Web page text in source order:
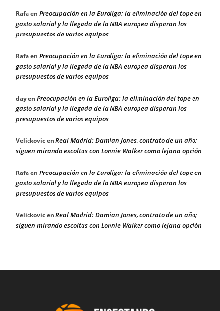
Rafaen Preocupación en la Euroliga: la eliminación del tope en
gasto salarial y la llegada de la NBA europea disparan los
presupuestos de varios equipos
Rafaen Preocupación en la Euroliga: la eliminación del tope en
gasto salarial y la llegada de la NBA europea disparan los
presupuestos de varios equipos
dayen Preocupación en la Euroliga: la eliminación del tope en
gasto salarial y la llegada de la NBA europea disparan los
presupuestos de varios equipos
Velickovicen Real Madrid: Damian Jones, contrato de un año;
siguen mirando escoltas con Lonnie Walker como lejana opción
Rafaen Preocupación en la Euroliga: la eliminación del tope en
gasto salarial y la llegada de la NBA europea disparan los
presupuestos de varios equipos
Velickovicen Real Madrid: Damian Jones, contrato de un año;
siguen mirando escoltas con Lonnie Walker como lejana opción